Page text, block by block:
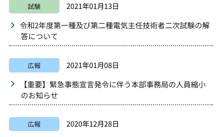
試験
2021年01月13日
令和2年度第一種及び第二種電気主任技術者二次試験の解
答について
広報
2021年01月08日
【重要】緊急事態宣言発令に伴う本部事務局の人員縮小
のお知らせ
広報
2020年12月28日